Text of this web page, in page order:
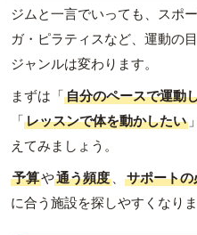
ジムと一言でいっても、スポ
ガ・ピラティスなど、運動の
ジャンルは変わります。
まずは「自分のペースで運動
「レッスンで体を動かしたい
えてみましょう。
予算や通う頻度 、 サポートの
に合う施設を探しやすくなりま